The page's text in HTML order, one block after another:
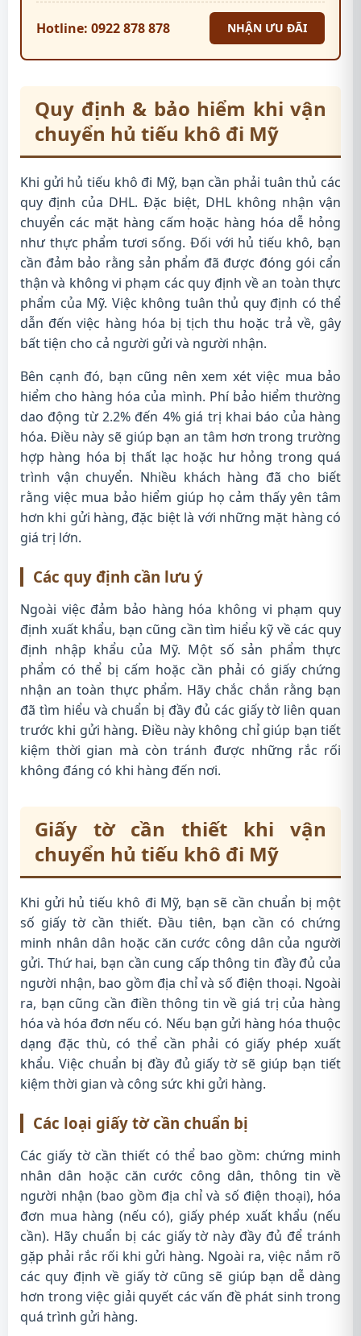
Hotline: 0922 878 878 NHẬN ƯU ĐÃI
Quy định & bảo hiểm khi vận
chuyển hủ tiếu khô đi Mỹ
Khi gửi hủ tiếu khô đi Mỹ, bạn cần phải tuân thủ các
quy định của DHL. Đặc biệt, DHL không nhận vận
chuyển các mặt hàng cấm hoặc hàng hóa dễ hỏng
như thực phẩm tươi sống. Đối với hủ tiếu khô, bạn
cần đảm bảo rằng sản phẩm đã được đóng gói cẩn
thận và không vi phạm các quy định về an toàn thực
phẩm của Mỹ. Việc không tuân thủ quy định có thể
dẫn đến việc hàng hóa bị tịch thu hoặc trả về, gây
bất tiện cho cả người gửi và người nhận.
Bên cạnh đó, bạn cũng nên xem xét việc mua bảo
hiểm cho hàng hóa của mình. Phí bảo hiểm thường
dao động từ 2.2% đến 4% giá trị khai báo của hàng
hóa. Điều này sẽ giúp bạn an tâm hơn trong trường
hợp hàng hóa bị thất lạc hoặc hư hỏng trong quá
trình vận chuyển. Nhiều khách hàng đã cho biết
rằng việc mua bảo hiểm giúp họ cảm thấy yên tâm
hơn khi gửi hàng, đặc biệt là với những mặt hàng có
giá trị lớn.
Các quy định cần lưu ý
Ngoài việc đảm bảo hàng hóa không vi phạm quy
định xuất khẩu, bạn cũng cần tìm hiểu kỹ về các quy
định nhập khẩu của Mỹ. Một số sản phẩm thực
phẩm có thể bị cấm hoặc cần phải có giấy chứng
nhận an toàn thực phẩm. Hãy chắc chắn rằng bạn
đã tìm hiểu và chuẩn bị đầy đủ các giấy tờ liên quan
trước khi gửi hàng. Điều này không chỉ giúp bạn tiết
kiệm thời gian mà còn tránh được những rắc rối
không đáng có khi hàng đến nơi.
Giấy tờ cần thiết khi vận
chuyển hủ tiếu khô đi Mỹ
Khi gửi hủ tiếu khô đi Mỹ, bạn sẽ cần chuẩn bị một
số giấy tờ cần thiết. Đầu tiên, bạn cần có chứng
minh nhân dân hoặc căn cước công dân của người
gửi. Thứ hai, bạn cần cung cấp thông tin đầy đủ của
người nhận, bao gồm địa chỉ và số điện thoại. Ngoài
ra, bạn cũng cần điền thông tin về giá trị của hàng
hóa và hóa đơn nếu có. Nếu bạn gửi hàng hóa thuộc
dạng đặc thù, có thể cần phải có giấy phép xuất
khẩu. Việc chuẩn bị đầy đủ giấy tờ sẽ giúp bạn tiết
kiệm thời gian và công sức khi gửi hàng.
Các loại giấy tờ cần chuẩn bị
Các giấy tờ cần thiết có thể bao gồm: chứng minh
nhân dân hoặc căn cước công dân, thông tin về
người nhận (bao gồm địa chỉ và số điện thoại), hóa
đơn mua hàng (nếu có), giấy phép xuất khẩu (nếu
cần). Hãy chuẩn bị các giấy tờ này đầy đủ để tránh
gặp phải rắc rối khi gửi hàng. Ngoài ra, việc nắm rõ
các quy định về giấy tờ cũng sẽ giúp bạn dễ dàng
hơn trong việc giải quyết các vấn đề phát sinh trong
quá trình gửi hàng.